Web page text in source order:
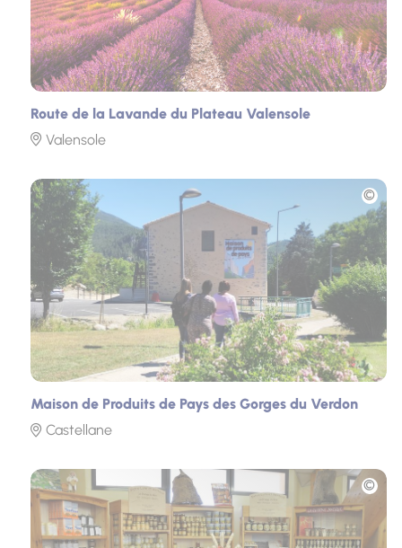
Route de la Lavande du Plateau Valensole
Valensole
Maison de Produits de Pays des Gorges du Verdon
Castellane
Photo
Photo